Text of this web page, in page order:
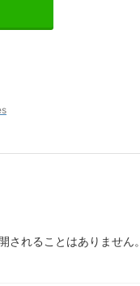
されることはありません。